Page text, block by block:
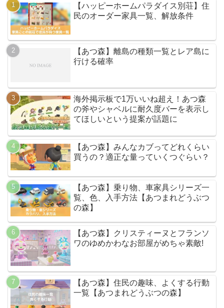
【ハッピーホームパラダイス別荘】住
民のオーダー家具一覧、解放条件
【あつ森】離島の種類一覧とレア島に
行ける確率
海外掲示板で1万いいね超え！あつ森
の斧やシャベルに耐久度バーを表示し
てほしいという提案が話題に
【あつ森】みんなカブってどれくらい
買うの？適正な量っていくつぐらい？
【あつ森】乗り物、車家具シリーズ一
覧、色、入手方法【あつまれどうぶつ
の森】
【あつ森】クリスティーヌとフランソ
ワのゆめかわなお部屋がめちゃ素敵!
【あつ森】住民の趣味、よくする行動
一覧【あつまれどうぶつの森】